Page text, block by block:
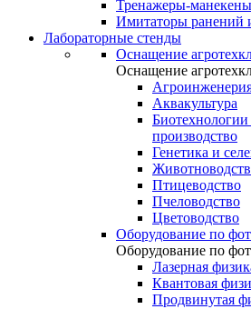
Тренажеры-
Имитаторы ранений
Лабораторные стенды
Оснащение
Оснащение
Аквакультура
производство
Генетика и
Птицеводство
Пчеловодство
Цветоводство
Оборудование по
Оборудование по
Лазерная
Квантовая
Продвинутая